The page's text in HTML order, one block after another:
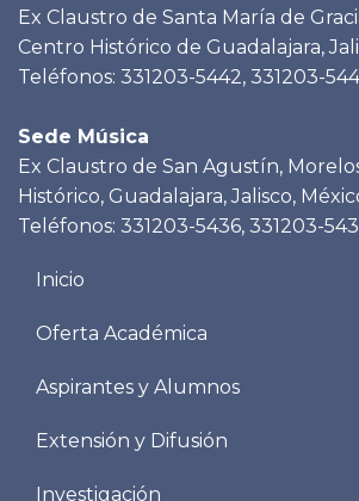
Ex Claustro de Santa María de
Centro Histórico de Guadalajara,
Teléfonos: 331203-5442, 331203-
Sede Música
Ex Claustro de San Agustín,
Histórico, Guadalajara, Jalisco,
Teléfonos: 331203-5436, 331203-
Menu
Inicio
Oferta Académica
Aspirantes y Alumnos
Extensión y Difusión
Investigación